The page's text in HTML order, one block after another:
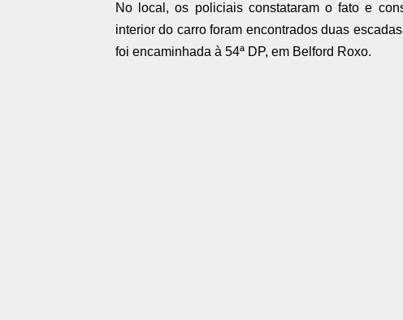
No local, os policiais constataram o fato e
interior do carro foram encontrados duas
foi encaminhada à 54ª DP, em Belford Roxo.